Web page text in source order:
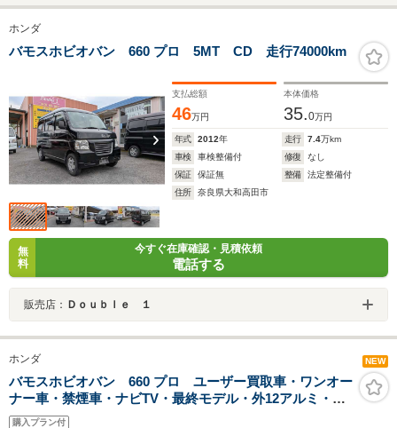
VSA Pセンサー モ
タイヤ
電 ドライブレ
アシスト ハー
ーシート
ホンダ
バモスホビオバン 660 プロ 5MT CD 走行74000km
支払総額
46万円
本体価格
35.0万円
年式 2012年 走行 7.4万km
車検
車検整備付 修復
なし
保証
保証無 整備
法定整備付
住所
奈良県大和高田市
無
料
今すぐ在庫確認・見積依頼
電話する
販売店： Ｄｏｕｂｌｅ １
ホンダ NEW
バモスホビオバン 660 プロ ユーザー買取車・ワンオー
ナー車・禁煙車・ナビTV・最終モデル・外12アルミ・
ETC・走行48745km・キーレス・車検令和9年11月まで
購入プラン付